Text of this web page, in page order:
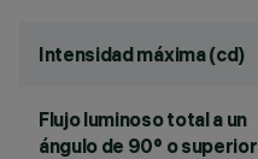
Intensidad máxima (cd)
Flujo luminoso total a un
ángulo de 90° o superior